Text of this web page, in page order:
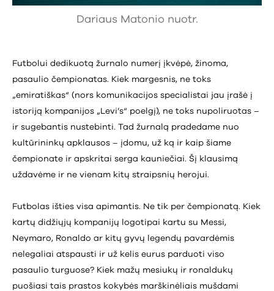
Dariaus Matonio nuotr.
Futbolui dedikuotą žurnalo numerį įkvėpė, žinoma,
pasaulio čempionatas. Kiek margesnis, ne toks
„emiratiškas“ (nors komunikacijos specialistai jau įrašė į
istoriją kompanijos „Levi’s“ poelgį), ne toks nupoliruotas –
ir sugebantis nustebinti. Tad žurnalą pradedame nuo
kultūrininkų apklausos – įdomu, už ką ir kaip šiame
čempionate ir apskritai serga kauniečiai. Šį klausimą
uždavėme ir ne vienam kitų straipsnių herojui.
Futbolas išties visa apimantis. Ne tik per čempionatą. Kiek
kartų didžiųjų kompanijų logotipai kartu su Messi,
Neymaro, Ronaldo ar kitų gyvų legendų pavardėmis
nelegaliai atspausti ir už kelis eurus parduoti viso
pasaulio turguose? Kiek mažų mesiukų ir ronaldukų
puošiasi tais prastos kokybės marškinėliais mušdami